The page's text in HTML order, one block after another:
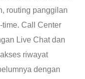
routing panggilan
Call Center
Live Chat dan
riwayat
dengan